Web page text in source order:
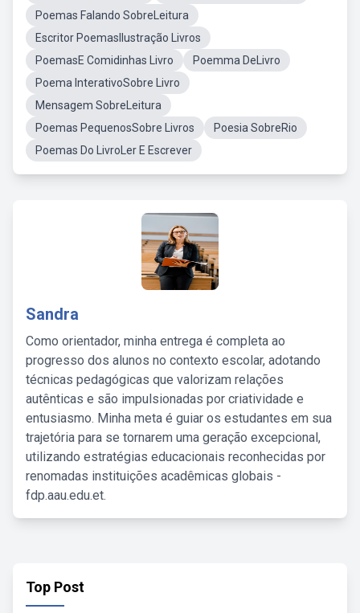
Poemas Falando SobreLeitura
Escritor PoemasIlustração Livros
PoemasE Comidinhas Livro
Poemma DeLivro
Poema InterativoSobre Livro
Mensagem SobreLeitura
Poemas PequenosSobre Livros
Poesia SobreRio
Poemas Do LivroLer E Escrever
Sandra
Como orientador, minha entrega é completa ao
progresso dos alunos no contexto escolar, adotando
técnicas pedagógicas que valorizam relações
autênticas e são impulsionadas por criatividade e
entusiasmo. Minha meta é guiar os estudantes em sua
trajetória para se tornarem uma geração excepcional,
utilizando estratégias educacionais reconhecidas por
renomadas instituições acadêmicas globais -
fdp.aau.edu.et.
Top Post